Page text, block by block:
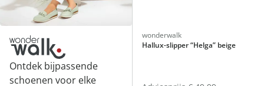
Ontdek bijpassende
schoenen voor elke
wonderwalk
Hallux-slipper “Helga” beige